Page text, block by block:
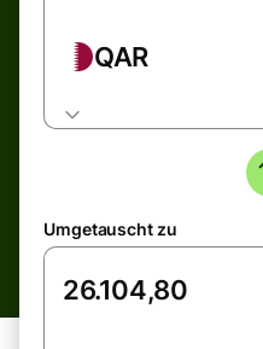
QAR
Umgetauscht zu